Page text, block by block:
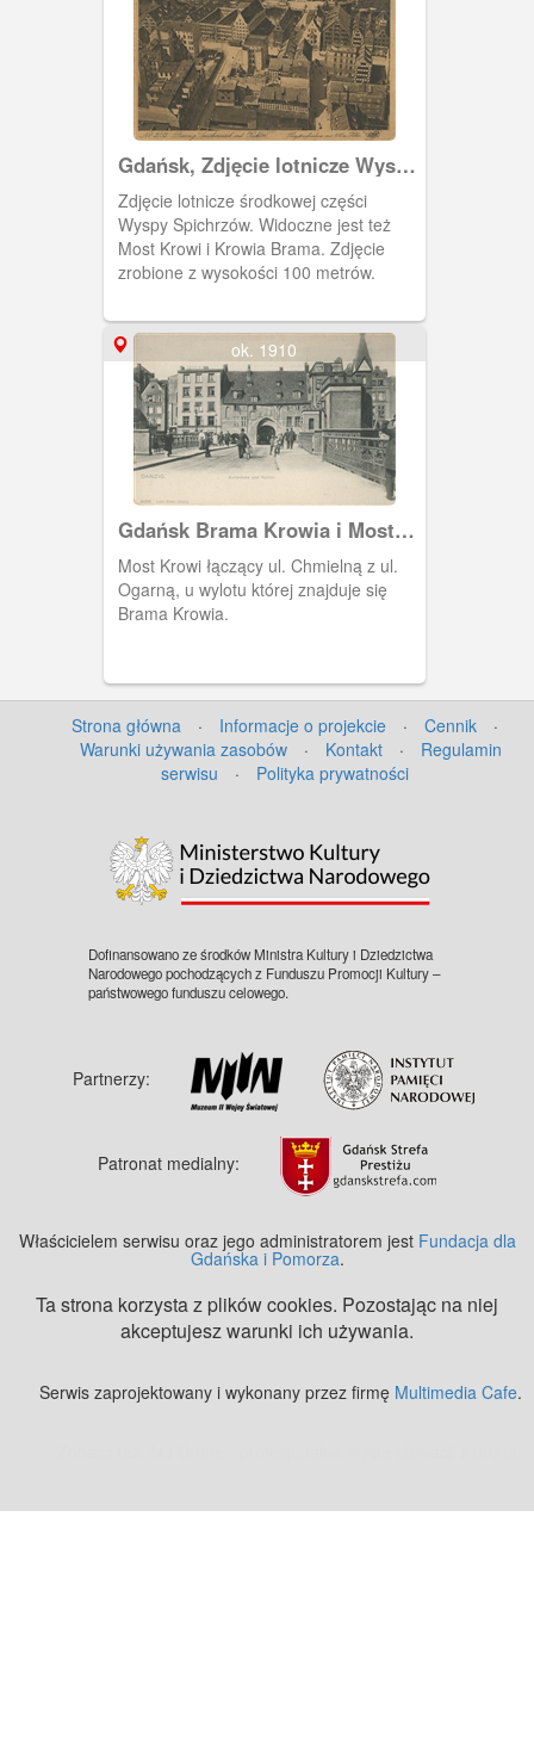
pędzenia bydła ul. Ogarną na wyspę
spichrzów, do tamtejszej rzeźni. droga
ta wiodła przez tę bramę, a następnie
Most Krowi.
Gdańsk, Zdjęcie lotnicze Wyspy
Spichrzów
Zdjęcie lotnicze środkowej części
Wyspy Spichrzów. Widoczne jest też
Most Krowi i Krowia Brama. Zdjęcie
zrobione z wysokości 100 metrów.
ok. 1910
Gdańsk Brama Krowia i Most
Krowi, Danzig Kuhtor und
Kuhnbrücke
Most Krowi łączący ul. Chmielną z ul.
Ogarną, u wylotu której znajduje się
Brama Krowia.
Strona główna · Informacje o projekcie · Cennik
·
Warunki używania zasobów
· Kontakt ·
Regulamin
serwisu
· Polityka prywatności
Dofinansowano ze środków Ministra Kultury i Dziedzictwa
Narodowego pochodzących z Funduszu Promocji Kultury –
państwowego funduszu celowego.
Partnerzy:
Patronat medialny:
Właścicielem serwisu oraz jego administratorem jest Fundacja dla
Gdańska i Pomorza.
Ta strona korzysta z plików cookies. Pozostając na niej
akceptujesz warunki ich używania.
Serwis zaprojektowany i wykonany przez firmę Multimedia Cafe.